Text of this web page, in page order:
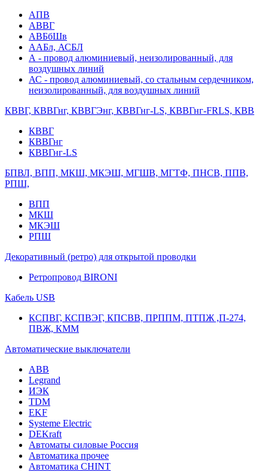
АПВ
АВВГ
АВБбШв
ААБл, АСБЛ
А - провод алюминиевый, неизолированный, для
воздушных линий
АС - провод алюминиевый, со стальным сердечником,
неизолированный, для воздушных линий
КВВГ, КВВГнг, КВВГЭнг, КВВГнг-LS, КВВГнг-FRLS, КВВ
КВВГ
КВВГнг
КВВГнг-LS
БПВЛ, ВПП, МКШ, МКЭШ, МГШВ, МГТФ, ПНСВ, ППВ,
РПШ,
ВПП
МКШ
МКЭШ
РПШ
Декоративный (ретро) для открытой проводки
Ретропровод BIRONI
Кабель USB
КСПВГ, КСПВЭГ, КПСВВ, ПРППМ, ПТПЖ ,П-274,
ПВЖ, КММ
Автоматические выключатели
ABB
Legrand
ИЭК
TDM
EKF
Systeme Electric
DEKraft
Автоматы силовые Россия
Автоматика прочее
Автоматика CHINT